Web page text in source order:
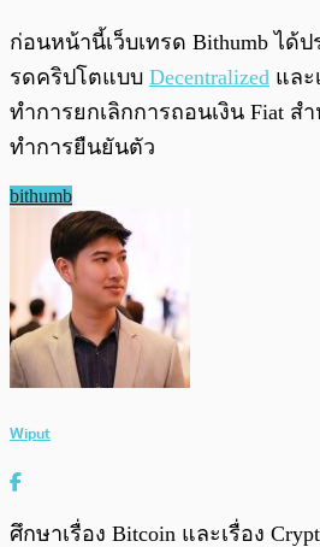
ก่อนหน้านี้เว็บเทรด Bithumb ได้ป
รดคริปโตแบบ Decentralized และ
ทำการยกเลิกการถอนเงิน Fiat ส
ทำการยืนยันตัว
bithumb
Wiput
ศึกษาเรื่อง Bitcoin และเรื่อง